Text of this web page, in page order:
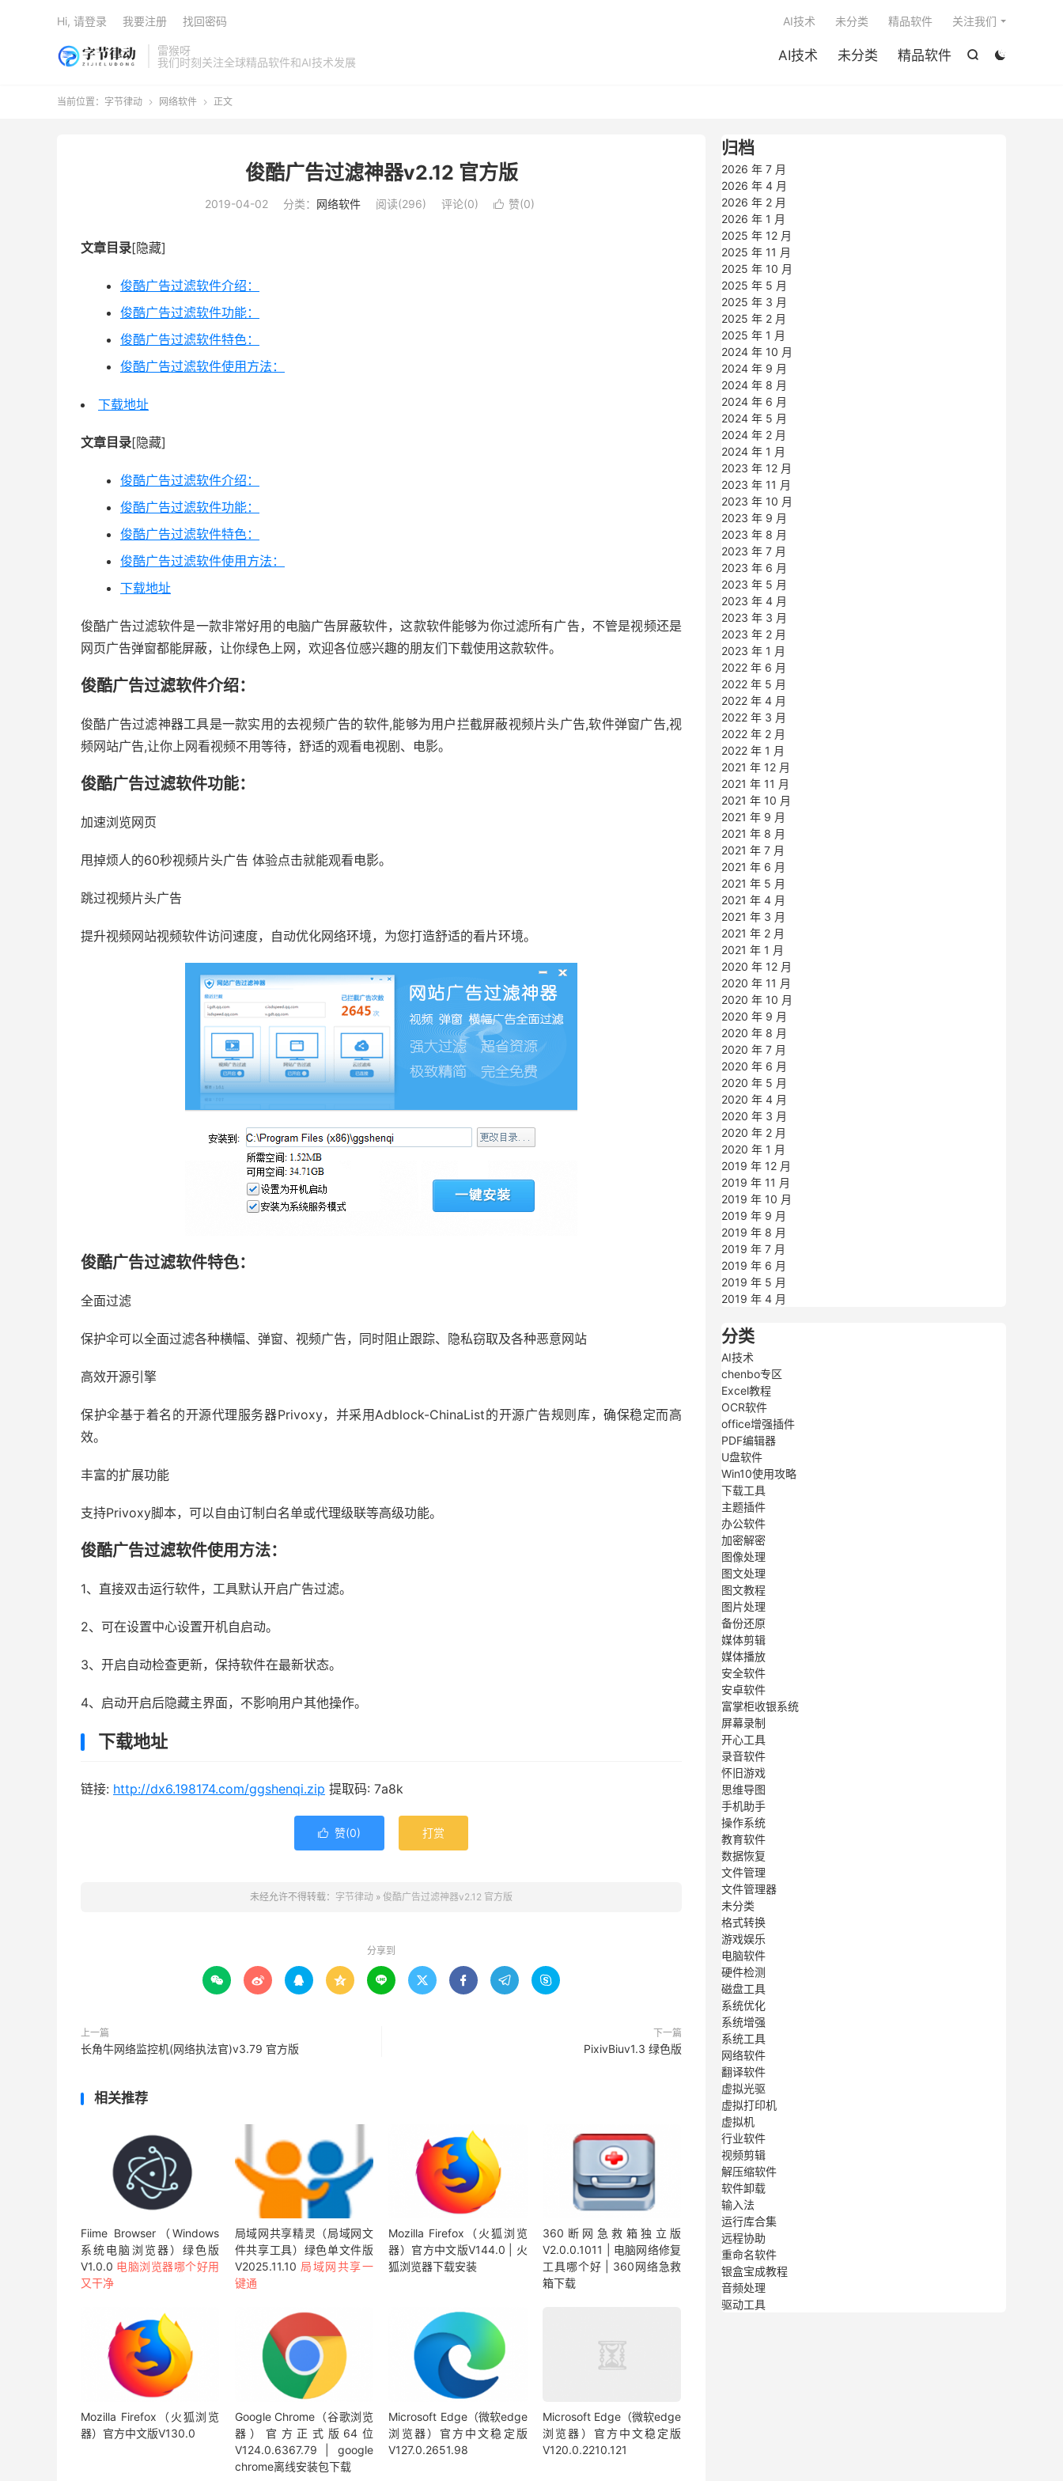
雷猴呀
我们时刻关注全球精品软件和AI技术发展


AI技术 未分类 精品软件
AI技术 未分类 精品软件 关注我们
Hi, 请登录 我要注册 找回密码
当前位置： 字节律动  网络软件  正文
俊酷广告过滤神器v2.12 官方版
2019-04-02 分类： 网络软件 阅读(296) 评论(0)  赞(0)
文章目录[隐藏]
俊酷广告过滤软件介绍：
俊酷广告过滤软件功能：
俊酷广告过滤软件特色：
俊酷广告过滤软件使用方法：
下载地址
文章目录[隐藏]
俊酷广告过滤软件介绍：
俊酷广告过滤软件功能：
俊酷广告过滤软件特色：
俊酷广告过滤软件使用方法：
下载地址
俊酷广告过滤软件是一款非常好用的电脑广告屏蔽软件，这款软件能够为你过滤所有广告，不管是视频还是
网页广告弹窗都能屏蔽，让你绿色上网，欢迎各位感兴趣的朋友们下载使用这款软件。
俊酷广告过滤软件介绍：
俊酷广告过滤神器工具是一款实用的去视频广告的软件,能够为用户拦截屏蔽视频片头广告,软件弹窗广告,视
频网站广告,让你上网看视频不用等待，舒适的观看电视剧、电影。
俊酷广告过滤软件功能：
加速浏览网页
甩掉烦人的60秒视频片头广告 体验点击就能观看电影。
跳过视频片头广告
提升视频网站视频软件访问速度，自动优化网络环境，为您打造舒适的看片环境。
俊酷广告过滤软件特色：
全面过滤
保护伞可以全面过滤各种横幅、弹窗、视频广告，同时阻止跟踪、隐私窃取及各种恶意网站
高效开源引擎
保护伞基于着名的开源代理服务器Privoxy，并采用Adblock-ChinaList的开源广告规则库，确保稳定而高
效。
丰富的扩展功能
支持Privoxy脚本，可以自由订制白名单或代理级联等高级功能。
俊酷广告过滤软件使用方法：
1、直接双击运行软件，工具默认开启广告过滤。
2、可在设置中心设置开机自启动。
3、开启自动检查更新，保持软件在最新状态。
4、启动开启后隐藏主界面，不影响用户其他操作。
下载地址
链接: http://dx6.198174.com/ggshenqi.zip 提取码: 7a8k
 赞(0) 打赏
未经允许不得转载： 字节律动 » 俊酷广告过滤神器v2.12 官方版
分享到
        
上一篇
长角牛网络监控机(网络执法官)v3.79 官方版
下一篇
PixivBiuv1.3 绿色版
相关推荐
Fiime Browser（Windows
系统电脑浏览器）绿色版
V1.0.0 电脑浏览器哪个好用
又干净
局域网共享精灵（局域网文
件共享工具）绿色单文件版
V2025.11.10 局域网共享一
键通
Mozilla Firefox（火狐浏览
器）官方中文版V144.0 | 火
狐浏览器下载安装
360断网急救箱独立版
V2.0.0.1011 | 电脑网络修复
工具哪个好 | 360网络急救
箱下载
Mozilla Firefox（火狐浏览
器）官方中文版V130.0
Google Chrome（谷歌浏览
器）官方正式版64位
V124.0.6367.79 | google
chrome离线安装包下载
Microsoft Edge（微软edge
浏览器）官方中文稳定版
V127.0.2651.98
Microsoft Edge（微软edge
浏览器）官方中文稳定版
V120.0.2210.121
归档
2026 年 7 月
2026 年 4 月
2026 年 2 月
2026 年 1 月
2025 年 12 月
2025 年 11 月
2025 年 10 月
2025 年 5 月
2025 年 3 月
2025 年 2 月
2025 年 1 月
2024 年 10 月
2024 年 9 月
2024 年 8 月
2024 年 6 月
2024 年 5 月
2024 年 2 月
2024 年 1 月
2023 年 12 月
2023 年 11 月
2023 年 10 月
2023 年 9 月
2023 年 8 月
2023 年 7 月
2023 年 6 月
2023 年 5 月
2023 年 4 月
2023 年 3 月
2023 年 2 月
2023 年 1 月
2022 年 6 月
2022 年 5 月
2022 年 4 月
2022 年 3 月
2022 年 2 月
2022 年 1 月
2021 年 12 月
2021 年 11 月
2021 年 10 月
2021 年 9 月
2021 年 8 月
2021 年 7 月
2021 年 6 月
2021 年 5 月
2021 年 4 月
2021 年 3 月
2021 年 2 月
2021 年 1 月
2020 年 12 月
2020 年 11 月
2020 年 10 月
2020 年 9 月
2020 年 8 月
2020 年 7 月
2020 年 6 月
2020 年 5 月
2020 年 4 月
2020 年 3 月
2020 年 2 月
2020 年 1 月
2019 年 12 月
2019 年 11 月
2019 年 10 月
2019 年 9 月
2019 年 8 月
2019 年 7 月
2019 年 6 月
2019 年 5 月
2019 年 4 月
分类
AI技术
chenbo专区
Excel教程
OCR软件
office增强插件
PDF编辑器
U盘软件
Win10使用攻略
下载工具
主题插件
办公软件
加密解密
图像处理
图文处理
图文教程
图片处理
备份还原
媒体剪辑
媒体播放
安全软件
安卓软件
富掌柜收银系统
屏幕录制
开心工具
录音软件
怀旧游戏
思维导图
手机助手
操作系统
教育软件
数据恢复
文件管理
文件管理器
未分类
格式转换
游戏娱乐
电脑软件
硬件检测
磁盘工具
系统优化
系统增强
系统工具
网络软件
翻译软件
虚拟光驱
虚拟打印机
虚拟机
行业软件
视频剪辑
解压缩软件
软件卸载
输入法
运行库合集
远程协助
重命名软件
银盒宝成教程
音频处理
驱动工具